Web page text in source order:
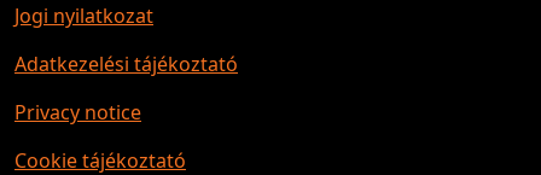
Jogi nyilatkozat
Adatkezelési tájékoztató
Privacy notice
Cookie tájékoztató